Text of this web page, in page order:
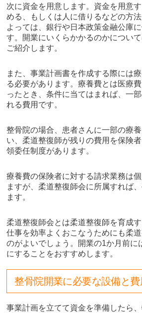
次に資金を用意します。資金を用意
める、もしくは人に借りるなどの方
よっては、銀行や日本政策金融公庫
す。開業にいくらかかるのかについ
ご紹介します。
また、事業計画書を作成する際には
る必要があります。療養費とは医療
ったとき、条件に当てはまれば、一
れる費用です。
整骨院の場合、患者さんに一部の療
い、柔道整復師が残りの費用を保険
領委任制度があります。
療養費の保険者に対する請求業務は
ますが、柔道整復師会に所属すれば
ます。
柔道整復師会とは柔道整復師を育成す
仕事を効率よくおこなうためにも柔
のがよいでしょう。開業の1か月前に
にすることをおすすめします。
整骨院開業に必要な設備と費
事業計画を立てて資金を準備したら